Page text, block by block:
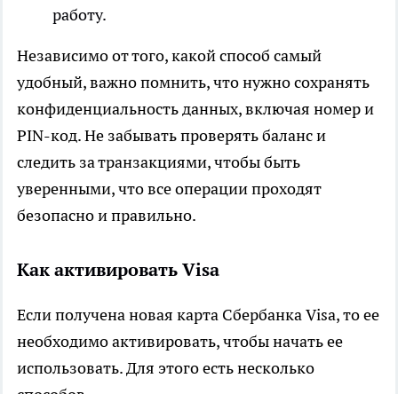
работу.
Независимо от того, какой способ самый
удобный, важно помнить, что нужно сохранять
конфиденциальность данных, включая номер и
PIN-код. Не забывать проверять баланс и
следить за транзакциями, чтобы быть
уверенными, что все операции проходят
безопасно и правильно.
Как активировать Visa
Если получена новая карта Сбербанка Visa, то ее
необходимо активировать, чтобы начать ее
использовать. Для этого есть несколько